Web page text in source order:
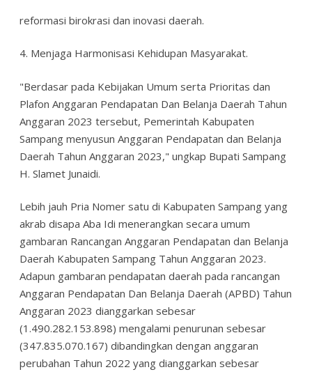
reformasi birokrasi dan inovasi daerah.
4. Menjaga Harmonisasi Kehidupan Masyarakat.
"Berdasar pada Kebijakan Umum serta Prioritas dan
Plafon Anggaran Pendapatan Dan Belanja Daerah Tahun
Anggaran 2023 tersebut, Pemerintah Kabupaten
Sampang menyusun Anggaran Pendapatan dan Belanja
Daerah Tahun Anggaran 2023," ungkap Bupati Sampang
H. Slamet Junaidi.
Lebih jauh Pria Nomer satu di Kabupaten Sampang yang
akrab disapa Aba Idi menerangkan secara umum
gambaran Rancangan Anggaran Pendapatan dan Belanja
Daerah Kabupaten Sampang Tahun Anggaran 2023.
Adapun gambaran pendapatan daerah pada rancangan
Anggaran Pendapatan Dan Belanja Daerah (APBD) Tahun
Anggaran 2023 dianggarkan sebesar
(1.490.282.153.898) mengalami penurunan sebesar
(347.835.070.167) dibandingkan dengan anggaran
perubahan Tahun 2022 yang dianggarkan sebesar